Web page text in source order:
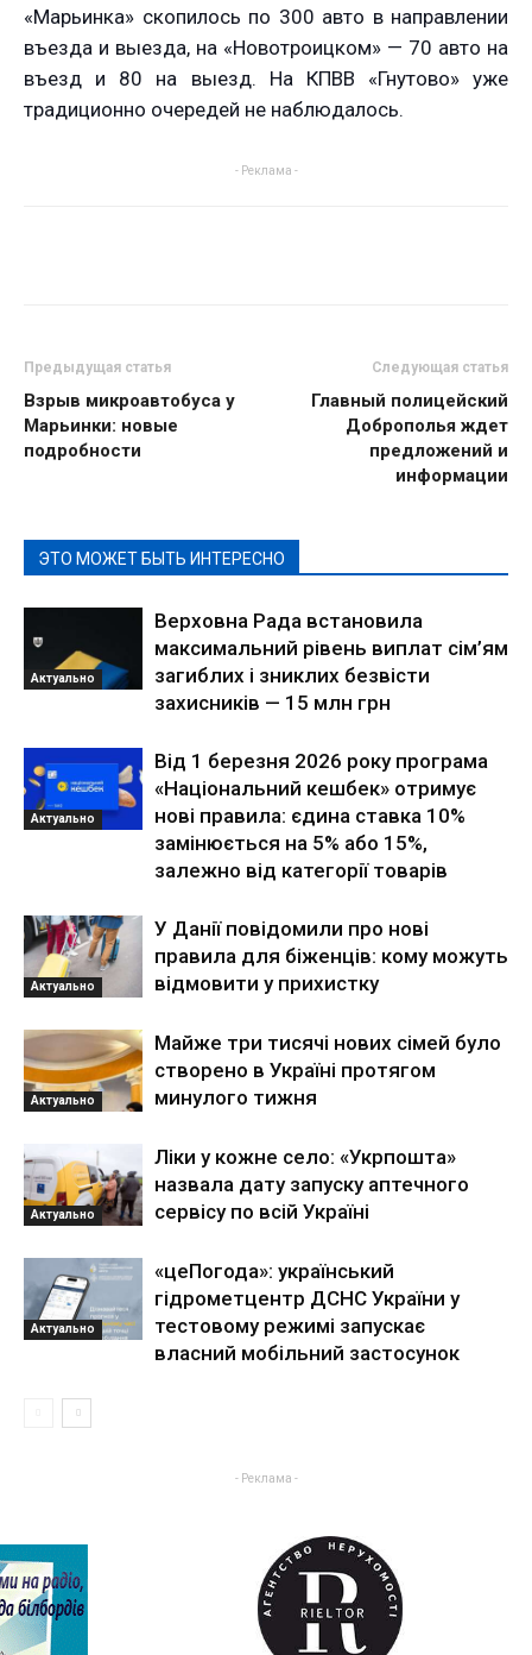
«Марьинка» скопилось по 300 авто в направлении
въезда и выезда, на «Новотроицком» — 70 авто на
въезд и 80 на выезд. На КПВВ «Гнутово» уже
традиционно очередей не наблюдалось.
- Реклама -
Предыдущая статья
Взрыв микроавтобуса у
Марьинки: новые
подробности
Следующая статья
Главный полицейский
Доброполья ждет
предложений и
информации
ЭТО МОЖЕТ БЫТЬ ИНТЕРЕСНО
Актуально
Верховна Рада встановила
максимальний рівень виплат сім’ям
загиблих і зниклих безвісти
захисників — 15 млн грн
Актуально
Від 1 березня 2026 року програма
«Національний кешбек» отримує
нові правила: єдина ставка 10%
замінюється на 5% або 15%,
залежно від категорії товарів
Актуально
У Данії повідомили про нові
правила для біженців: кому можуть
відмовити у прихистку
Актуально
Майже три тисячі нових сімей було
створено в Україні протягом
минулого тижня
Актуально
Ліки у кожне село: «Укрпошта»
назвала дату запуску аптечного
сервісу по всій Україні
Актуально
«цеПогода»: український
гідрометцентр ДСНС України у
тестовому режимі запускає
власний мобільний застосунок
- Реклама -